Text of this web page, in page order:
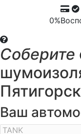
0%
Соберите
Ваш